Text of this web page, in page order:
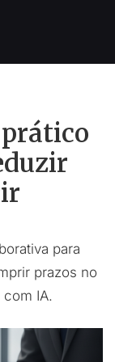
para
prazos no
IA.